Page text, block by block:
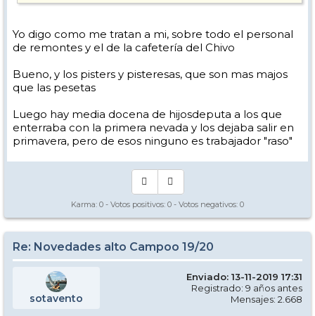
Yo digo como me tratan a mi, sobre todo el personal
de remontes y el de la cafetería del Chivo
Bueno, y los pisters y pisteresas, que son mas majos
que las pesetas
Luego hay media docena de hijosdeputa a los que
enterraba con la primera nevada y los dejaba salir en
primavera, pero de esos ninguno es trabajador "raso"
Karma: 0 - Votos positivos: 0 - Votos negativos: 0
Re: Novedades alto Campoo 19/20
sotavento
Enviado: 13-11-2019 17:31
Registrado: 9 años antes
Mensajes: 2.668